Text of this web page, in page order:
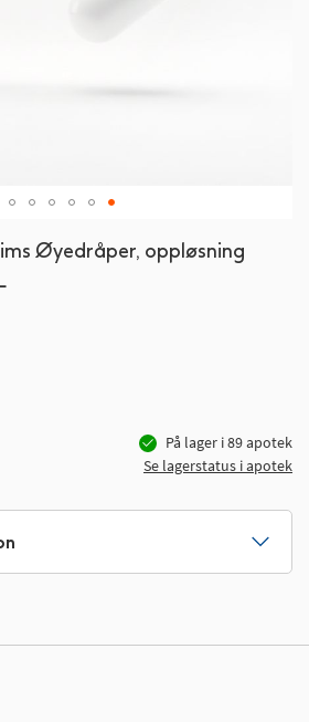
Øyedråper, oppløsning
På lager i89apotek
Se lagerstatus i apotek